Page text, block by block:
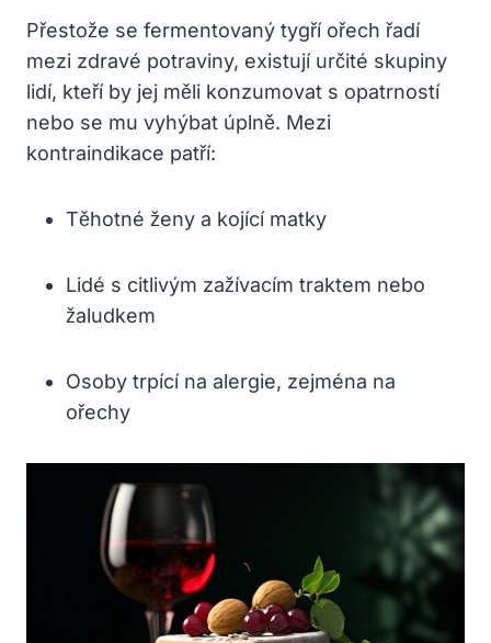
Přestože se fermentovaný tygří ořech řadí
mezi zdravé potraviny, existují určité skupiny
lidí, kteří by jej měli konzumovat s opatrností
nebo se mu vyhýbat úplně. Mezi
kontraindikace patří:
Těhotné ženy a kojící matky
Lidé s citlivým zažívacím traktem nebo
žaludkem
Osoby trpící na alergie, zejména na
ořechy